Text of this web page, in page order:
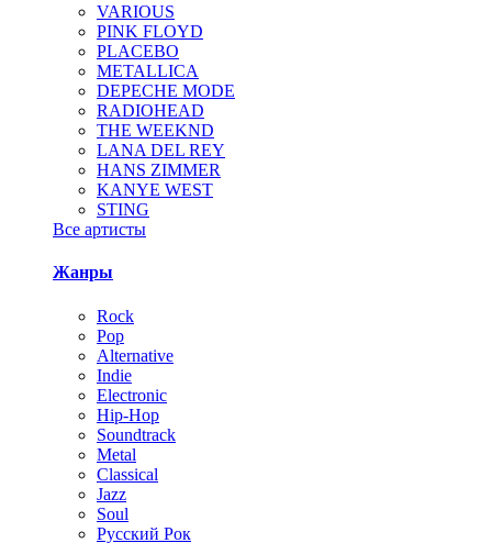
VARIOUS
PINK FLOYD
PLACEBO
METALLICA
DEPECHE MODE
RADIOHEAD
THE WEEKND
LANA DEL REY
HANS ZIMMER
KANYE WEST
STING
Все артисты
Жанры
Rock
Pop
Alternative
Indie
Electronic
Hip-Hop
Soundtrack
Metal
Classical
Jazz
Soul
Русский Рок